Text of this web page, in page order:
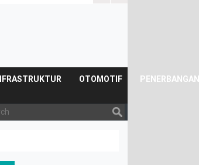
OTOMOTIF PENERBANGAN